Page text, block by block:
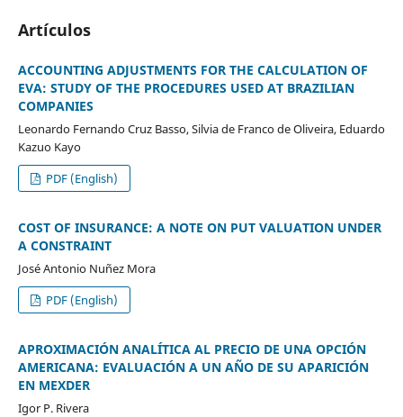
Artículos
ACCOUNTING ADJUSTMENTS FOR THE CALCULATION OF
EVA: STUDY OF THE PROCEDURES USED AT BRAZILIAN
COMPANIES
Leonardo Fernando Cruz Basso, Silvia de Franco de Oliveira, Eduardo
Kazuo Kayo
PDF (English)
COST OF INSURANCE: A NOTE ON PUT VALUATION UNDER
A CONSTRAINT
José Antonio Nuñez Mora
PDF (English)
APROXIMACIÓN ANALÍTICA AL PRECIO DE UNA OPCIÓN
AMERICANA: EVALUACIÓN A UN AÑO DE SU APARICIÓN
EN MEXDER
Igor P. Rivera